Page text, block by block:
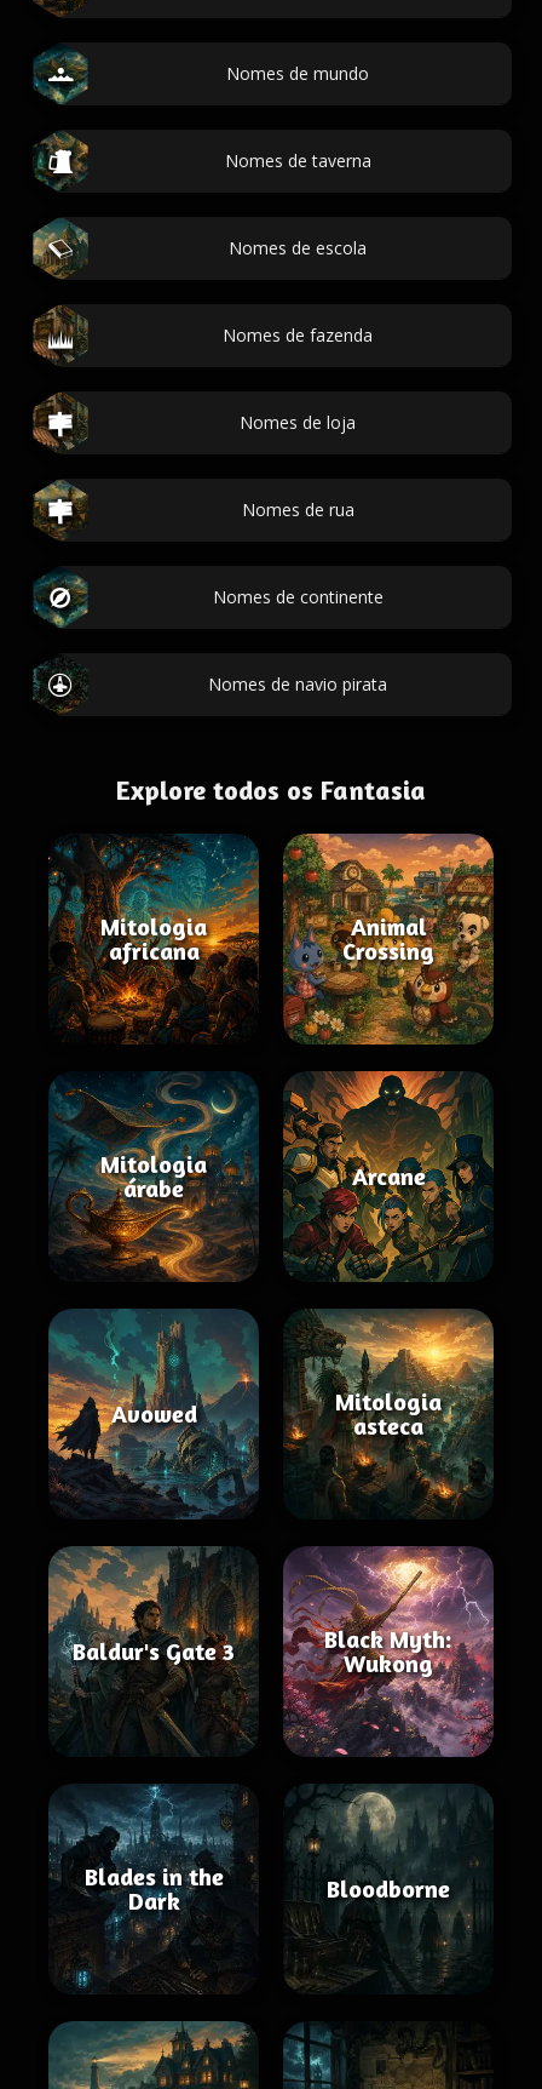
Nomes de mundo
Nomes de taverna
Nomes de escola
Nomes de fazenda
Nomes de loja
Nomes de rua
Nomes de continente
Nomes de navio pirata
Explore todos os Fantasia
Mitologia
africana
Animal
Crossing
Mitologia
árabe
Arcane
Avowed
Mitologia
asteca
Baldur's Gate 3
Black Myth:
Wukong
Blades in the
Dark
Bloodborne